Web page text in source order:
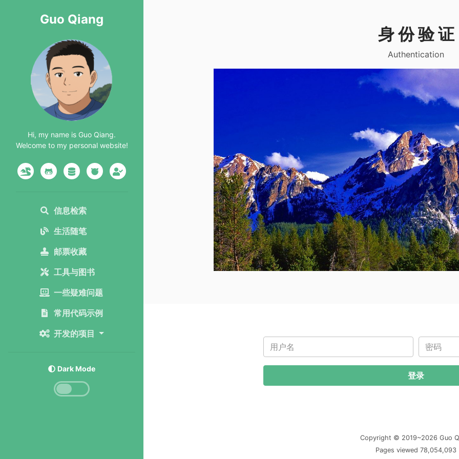
Guo Qiang
Hi, my name is Guo Qiang.
Welcome to my personal website!
信息检索
生活随笔
邮票收藏
工具与图书
一些疑难问题
常用代码示例
开发的项目
Dark Mode
身 份 验 证
Authentication
用户名 密 码
登录
Copyright © 2019~2026 Guo
Pages viewed 78,054,093